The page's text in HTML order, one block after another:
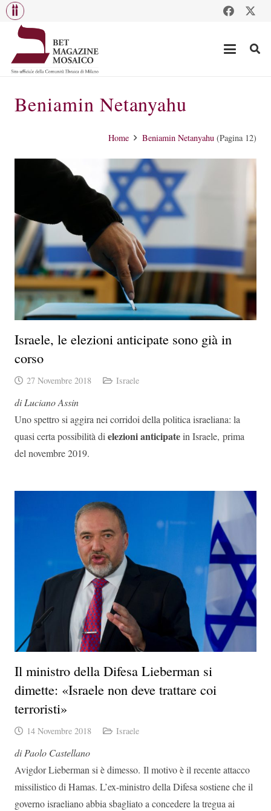
Beniamin Netanyahu
Home Beniamin Netanyahu (Pagina 12)
Israele, le elezioni anticipate sono già in
corso
27 Novembre 2018 Israele
di Luciano Assin
Uno spettro si aggira nei corridoi della politica israeliana: la
quasi certa possibilità di elezioni anticipatein Israele, prima
del novembre 2019.
Il ministro della Difesa Lieberman si
dimette: «Israele non deve trattare coi
terroristi»
14 Novembre 2018 Israele
di Paolo Castellano
Avigdor Lieberman si è dimesso. Il motivo è il recente attacco
missilistico di Hamas. L’ex-ministro della Difesa sostiene che il
governo israeliano abbia sbagliato a concedere la tregua ai